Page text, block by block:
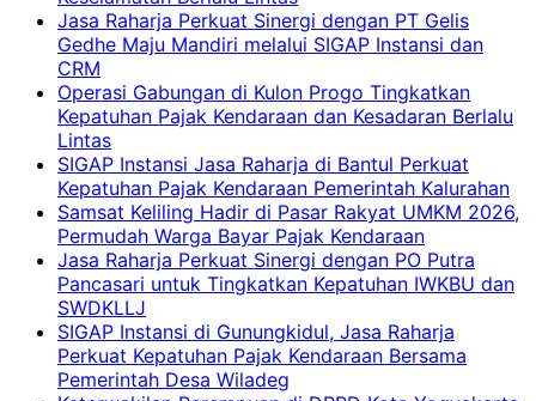
Jasa Raharja Perkuat Sinergi dengan PT Gelis
Gedhe Maju Mandiri melalui SIGAP Instansi dan
CRM
Operasi Gabungan di Kulon Progo Tingkatkan
Kepatuhan Pajak Kendaraan dan Kesadaran Berlalu
Lintas
SIGAP Instansi Jasa Raharja di Bantul Perkuat
Kepatuhan Pajak Kendaraan Pemerintah Kalurahan
Samsat Keliling Hadir di Pasar Rakyat UMKM 2026,
Permudah Warga Bayar Pajak Kendaraan
Jasa Raharja Perkuat Sinergi dengan PO Putra
Pancasari untuk Tingkatkan Kepatuhan IWKBU dan
SWDKLLJ
SIGAP Instansi di Gunungkidul, Jasa Raharja
Perkuat Kepatuhan Pajak Kendaraan Bersama
Pemerintah Desa Wiladeg